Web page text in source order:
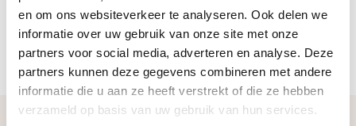
en om ons websiteverkeer te analyseren. Ook delen we
informatie over uw gebruik van onze site met onze
partners voor social media, adverteren en analyse. Deze
partners kunnen deze gegevens combineren met andere
informatie die u aan ze heeft verstrekt of die ze hebben
verzameld op basis van uw gebruik van hun services.